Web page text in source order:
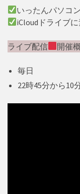
いったんパソコ
iCloudドライブ
ライブ配信 開催
毎日
22時45分から10